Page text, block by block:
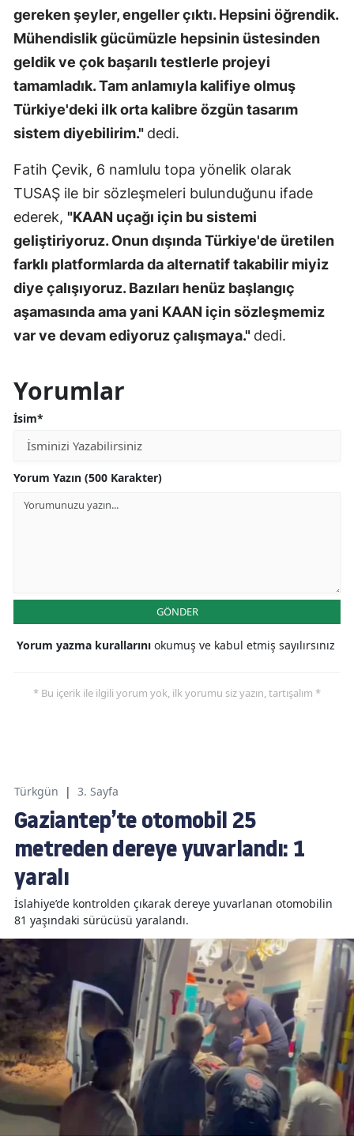
gereken şeyler, engeller çıktı. Hepsini öğrendik.
Mühendislik gücümüzle hepsinin üstesinden
geldik ve çok başarılı testlerle projeyi
tamamladık. Tam anlamıyla kalifiye olmuş
Türkiye'deki ilk orta kalibre özgün tasarım
sistem diyebilirim." dedi.
Fatih Çevik, 6 namlulu topa yönelik olarak
TUSAŞ ile bir sözleşmeleri bulunduğunu ifade
ederek, "KAAN uçağı için bu sistemi
geliştiriyoruz. Onun dışında Türkiye'de üretilen
farklı platformlarda da alternatif takabilir miyiz
diye çalışıyoruz. Bazıları henüz başlangıç
aşamasında ama yani KAAN için sözleşmemiz
var ve devam ediyoruz çalışmaya." dedi.
Yorumlar
İsim*
Yorum Yazın (500 Karakter)
GÖNDER
Yorum yazma kurallarını okumuş ve kabul etmiş sayılırsınız
* Bu içerik ile ilgili yorum yok, ilk yorumu siz yazın, tartışalım *
Türkgün | 3. Sayfa
Gaziantep’te otomobil 25
metreden dereye yuvarlandı: 1
yaralı
İslahiye’de kontrolden çıkarak dereye yuvarlanan otomobilin
81 yaşındaki sürücüsü yaralandı.